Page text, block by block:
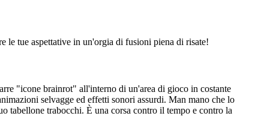
le tue aspettative in un'orgia di fusioni piena di risate!
"icone brainrot" all'interno di un'area di gioco in costante
selvagge ed effetti sonori assurdi. Man mano che lo
tabellone trabocchi. È una corsa contro il tempo e contro la